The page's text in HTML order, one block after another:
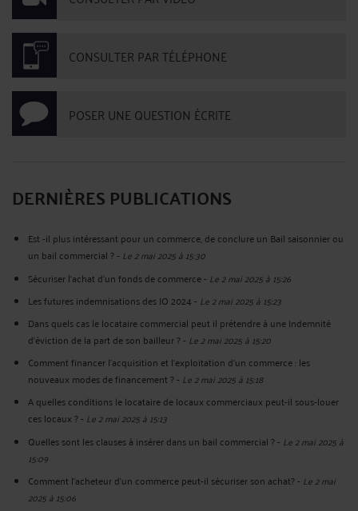
CONSULTER PAR TÉLÉPHONE
POSER UNE QUESTION ÉCRITE
DERNIÈRES PUBLICATIONS
Est -il plus intéressant pour un commerce, de conclure un Bail saisonnier ou
un bail commercial ?- Le 2 mai 2025 à 15:30
Sécuriser l’achat d’un fonds de commerce- Le 2 mai 2025 à 15:26
Les futures indemnisations des JO 2024- Le 2 mai 2025 à 15:23
Dans quels cas le locataire commercial peut il prétendre à une Indemnité
d’éviction de la part de son bailleur ?- Le 2 mai 2025 à 15:20
Comment financer l’acquisition et l’exploitation d’un commerce : les
nouveaux modes de financement ?- Le 2 mai 2025 à 15:18
A quelles conditions le locataire de locaux commerciaux peut-il sous-louer
ces locaux ?- Le 2 mai 2025 à 15:13
Quelles sont les clauses à insérer dans un bail commercial ?- Le 2 mai 2025 à
15:09
Comment l’acheteur d’un commerce peut-il sécuriser son achat?- Le 2 mai
2025 à 15:06